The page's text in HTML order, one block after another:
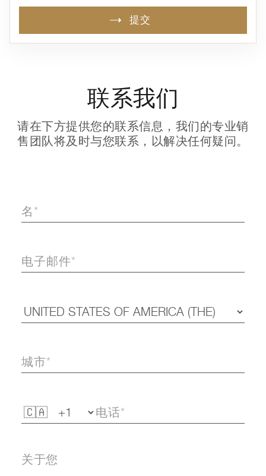
提交
联系我们
请在下方提供您的联系信息，我们的专业销
售团队将及时与您联系，以解决任何疑问。
关于您